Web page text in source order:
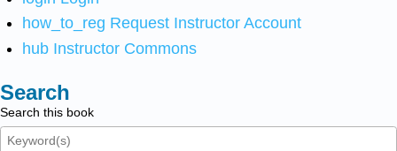
how_to_reg Request Instructor Account
hub Instructor Commons
Search
Search this book